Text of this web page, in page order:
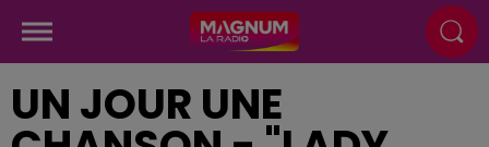
UN JOUR UNE